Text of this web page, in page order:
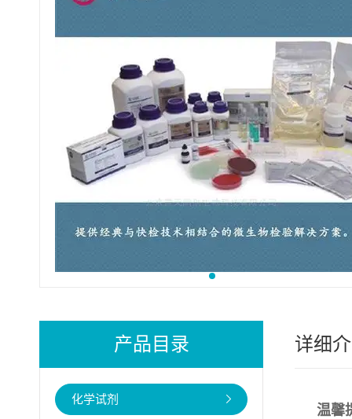
产品目录
化学试剂
详细
温馨